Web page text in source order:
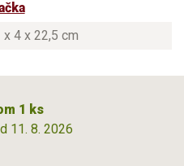
x 4 x 22,5 cm
1 ks
11. 8. 2026